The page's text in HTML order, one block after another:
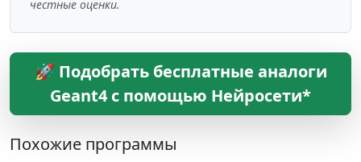
честные оценки.
🚀 Подобрать бесплатные аналоги
Geant4 с помощью Нейросети*
Похожие программы